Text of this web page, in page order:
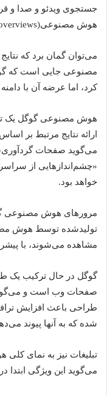
جستجوی ویدئو و صدا و
هوش مصنوعی(ai overviews) رونمایی کرد.
می‌توان گمان برد که
مصنوعی جایی است که
کرد، اما عرضه آن با
هوش مصنوعی گوگل یک
ارائه نتایج مرتبط بر
می‌گوید صفحات
«چشم‌اندازهایی از سراسر
خواهد بود.
مرورهای هوش مصنوعی
تولیدشده توسط هوش
مشاهده می‌شوند، با
گوگل در حال ترکیب یک
صفحات وب است و
طراحی باعث افزایش
شده که به آنها پیوند
تبلیغات نیز به نمای
می‌گوید این ویژگی